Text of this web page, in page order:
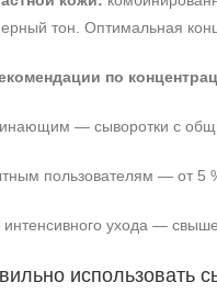
тон. Оптимальная
по
— сыворотки с
пользователям — от 5
интенсивного ухода —
использовать